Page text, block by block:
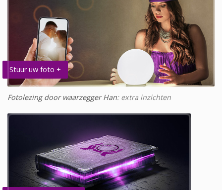
Stuur uw foto +
Fotolezing door waarzegger Han: extra inzichten